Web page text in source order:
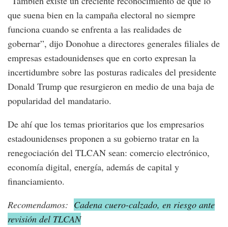
que suena bien en la campaña electoral no siempre
funciona cuando se enfrenta a las realidades de
gobernar”, dijo Donohue a directores generales filiales de
empresas estadounidenses que en corto expresan la
incertidumbre sobre las posturas radicales del presidente
Donald Trump que resurgieron en medio de una baja de
popularidad del mandatario.
De ahí que los temas prioritarios que los empresarios
estadounidenses proponen a su gobierno tratar en la
renegociación del TLCAN sean: comercio electrónico,
economía digital, energía, además de capital y
financiamiento.
Recomendamos: Cadena cuero-calzado, en riesgo ante
revisión del TLCAN